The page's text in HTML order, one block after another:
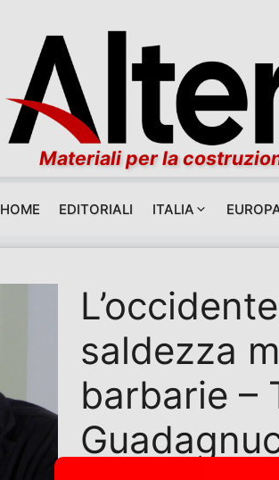
Materiali per la
HOME EDITORIALI ITALIA
saldezza
barbarie –